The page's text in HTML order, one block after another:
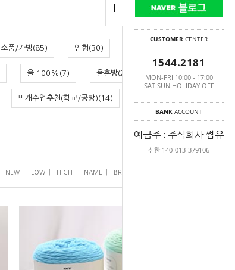
CUSTOMER CENTER
1544.2181
MON-FRI 10:00 - 17:00
SAT.SUN.HOLIDAY OFF
BANK ACCOUNT
예금주 : 주식회사 썸유
신한 140-013-379106
소품/가방(85) 인형(30) 블랭킷(52)
울 100%(7) 울혼방(29)
뜨개수업추천(학교/공방)(14)
NEW LOW HIGH NAME BRAND